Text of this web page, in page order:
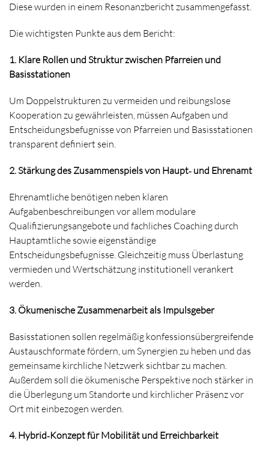
Diese wurden in einem Resonanzbericht zusammengefasst.
Die wichtigsten Punkte aus dem Bericht:
1. Klare Rollen und Struktur zwischen Pfarreien und
Basisstationen
Um Doppelstrukturen zu vermeiden und reibungslose
Kooperation zu gewährleisten, müssen Aufgaben und
Entscheidungsbefugnisse von Pfarreien und Basisstationen
transparent definiert sein.
2. Stärkung des Zusammenspiels von Haupt‑ und Ehrenamt
Ehrenamtliche benötigen neben klaren
Aufgabenbeschreibungen vor allem modulare
Qualifizierungsangebote und fachliches Coaching durch
Hauptamtliche sowie eigenständige
Entscheidungsbefugnisse. Gleichzeitig muss Überlastung
vermieden und Wertschätzung institutionell verankert
werden.
3. Ökumenische Zusammenarbeit als Impulsgeber
Basisstationen sollen regelmäßig konfessionsübergreifende
Austauschformate fördern, um Synergien zu heben und das
gemeinsame kirchliche Netzwerk sichtbar zu machen.
Außerdem soll die ökumenische Perspektive noch stärker in
die Überlegung um Standorte und kirchlicher Präsenz vor
Ort mit einbezogen werden.
4. Hybrid‑Konzept für Mobilität und Erreichbarkeit